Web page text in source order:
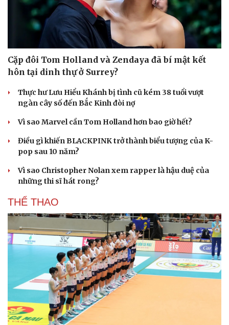
Cặp đôi Tom Holland và Zendaya đã bí mật kết
hôn tại dinh thự ở Surrey?
Thực hư Lưu Hiểu Khánh bị tình cũ kém 38 tuổi vượt
ngàn cây số đến Bắc Kinh đòi nợ
Vì sao Marvel cần Tom Holland hơn bao giờ hết?
Điều gì khiến BLACKPINK trở thành biểu tượng của K-
pop sau 10 năm?
Vì sao Christopher Nolan xem rapper là hậu duệ của
những thi sĩ hát rong?
THỂ THAO